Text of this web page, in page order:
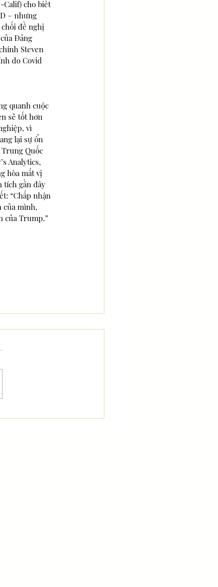
Calif) cho biết
– nhưng
chối đề nghị
Đảng
Steven
do Covid
quanh cuộc
sẽ tốt hơn
vì
lại sự ổn
Quốc
Analytics,
hòa mất vị
tích gần đây
“Chấp nhận
của mình,
của Trump.”